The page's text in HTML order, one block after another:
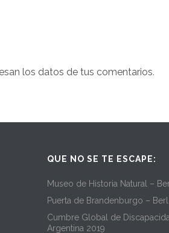
los datos de tus comentarios.
QUE NO SE TE ESCAPE:
Museo de Historia Natural –
Puerta de Brandenburgo –
Cumbre Global de
Argentina 2019